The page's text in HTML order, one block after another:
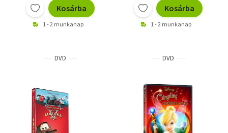
Kosárba
1 - 2 munkanap
Kosárba
1 - 2 munkanap
DVD DVD